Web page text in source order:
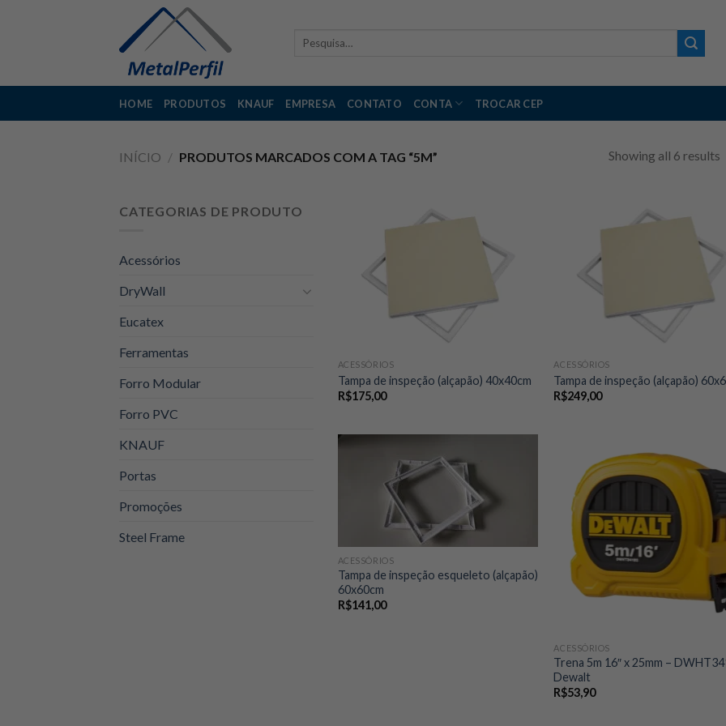
Pesquisar
HOME PRODUTOS KNAUF EMPRESA CONTATO CONTA TROCAR CEP
INÍCIO / PRODUTOS MARCADOS COM A TAG “5M” Showing all 6 results
CATEGORIAS DE PRODUTO
Acessórios
DryWall
Eucatex
Ferramentas
Forro Modular
Forro PVC
KNAUF
Portas
Promoções
Steel Frame
ACESSÓRIOS
Tampa de inspeção (alçapão) 40x40cm
R$175,00
ACESSÓRIOS
Tampa de inspeção (alçapão)
R$249,00
ACESSÓRIOS
Tampa de inspeção esqueleto (alçapão)
60x60cm
R$141,00
ACESSÓRIOS
Trena 5m 16″ x 25mm –
Dewalt
R$53,90